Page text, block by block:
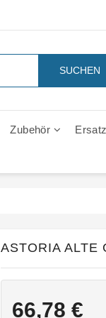
SUCHEN
Zubehör
ASTORIA ALTE
66,78 €